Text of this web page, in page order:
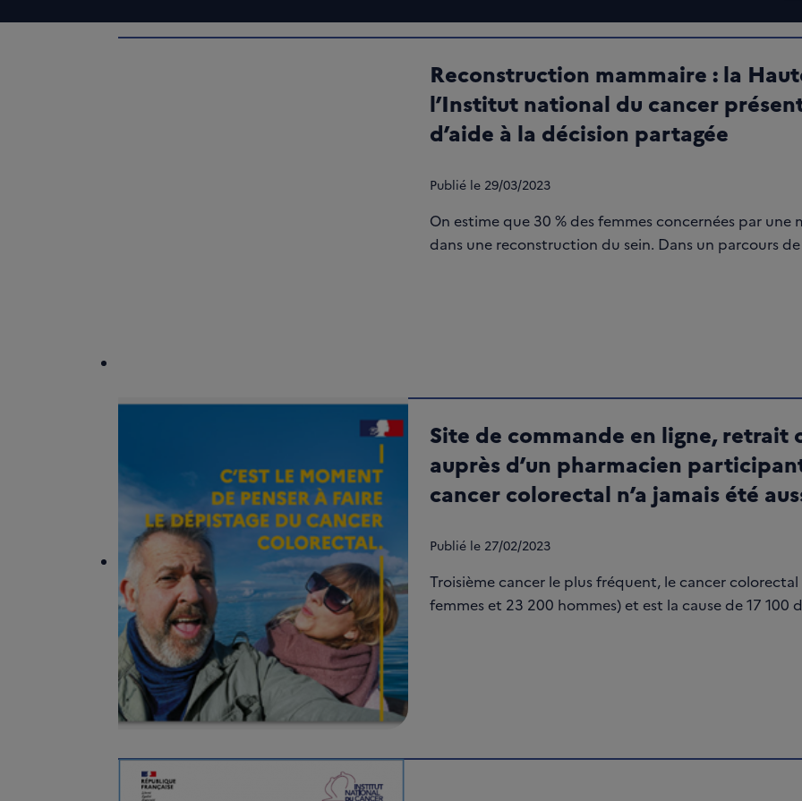
Reconstruction mammaire : la
l’Institut national du cancer
d’aide à la décision partagée
Publié le 29/03/2023
On estime que 30 % des femmes concernées par une
dans une reconstruction du sein. Dans un parcours de
Site de commande en ligne, retrait
auprès d’un pharmacien
cancer colorectal n’a jamais été
Publié le 27/02/2023
Troisième cancer le plus fréquent, le cancer
femmes et 23 200 hommes) et est la cause de 17 100